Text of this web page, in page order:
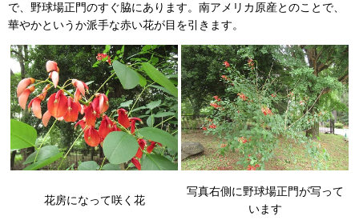
で、野球場正門のすぐ脇にあります。南アメリカ原産とのことで、
華やかというか派手な赤い花が目を引きます。
花房になって咲く花
写真右側に野球場正門が写って
います